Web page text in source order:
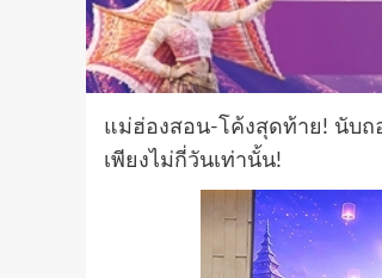
แม่ฮ่องสอน-โค้งสุดท้าย! นับถ
เพียงไม่กี่วันเท่านั้น!